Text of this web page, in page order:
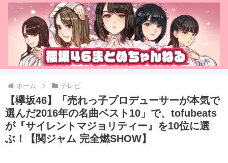
ホーム テレビ
【欅坂46】「売れっ子プロデューサーが本気で
選んだ2016年の名曲ベスト10」で、tofubeats
が『サイレントマジョリティー』を10位に選
ぶ！【関ジャム 完全燃SHOW】